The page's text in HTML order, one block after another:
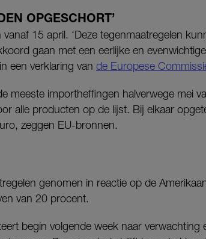
OPGESCHORT’
15 april. ‘Deze tegenmaatregelen
gaan met een eerlijke en evenwichtige
een verklaring van de Europese
meeste importheffingen halverwege mei
alle producten op de lijst. Bij elkaar
zeggen EU-bronnen.
genomen in reactie op de
van 20 procent.
begin volgende week naar verwachting